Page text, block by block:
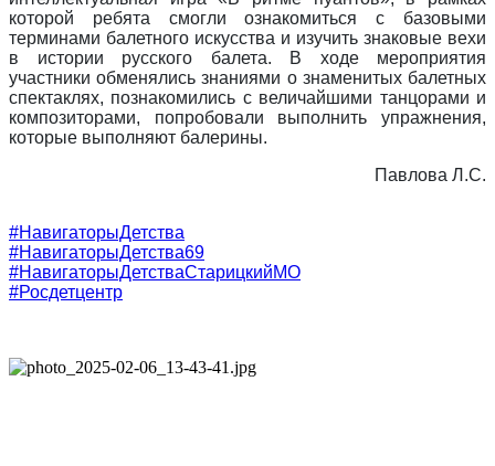
которой ребята смогли ознакомиться с базовыми
терминами балетного искусства и изучить знаковые вехи
в истории русского балета. В ходе мероприятия
участники обменялись знаниями о знаменитых балетных
спектаклях, познакомились с величайшими танцорами и
композиторами, попробовали выполнить упражнения,
которые выполняют балерины.
Павлова Л.С.
#НавигаторыДетства
#НавигаторыДетства69
#НавигаторыДетстваСтарицкийМО
#Росдетцентр